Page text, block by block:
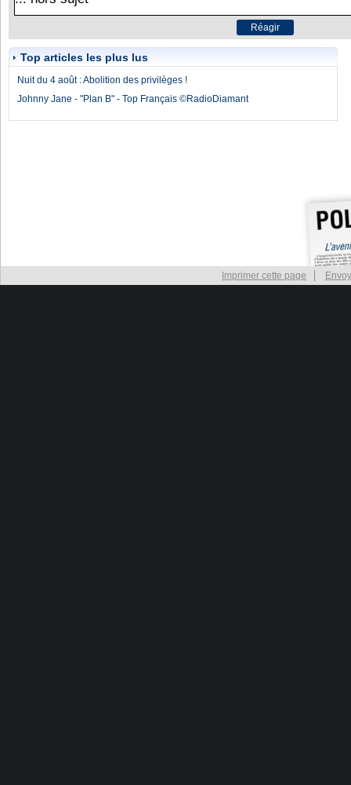
Top articles les plus lus
Nuit du 4 août : Abolition des privilèges !
Johnny Jane - "Plan B" - Top Français ©RadioDiamant
Imprimer cette page